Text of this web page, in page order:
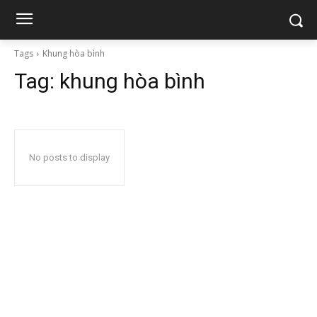
Tags Khung hòa bình
Tag: khung hòa bình
No posts to display